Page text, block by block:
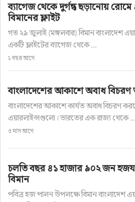
ব্যাগেজ থেকে দুর্গন্ধ ছড়ানোয়
বিমানের ফ্লাইট
গত ২৯ জুলাই (মঙ্গলবার) বিমান বাংলাদেশ
একটি ফ্লাইটের ব্যাগেজ থেকে ...
১ বছর আগে
বাংলাদেশের আকাশে অবাধ বিচরণ
বাংলাদেশের আকাশে কার্যত অবাধ বিচরণ
এয়ারলাইন্সগুলো। ভারতের এক রাজ্য থেকে ...
৫ মাস আগে
চলতি বছর ৪১ হাজার ৯০২ জন
বিমান
পবিত্র হজ পালন উপলক্ষে বিমান বাংলাদেশ